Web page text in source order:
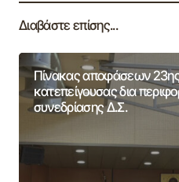
Διαβάστε επίσης...
Πίνακας αποφάσεων
κατεπείγουσας δια
συνεδρίασης Δ.Σ.